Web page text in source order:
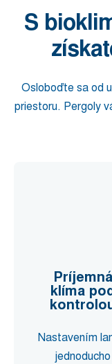
S
Osloboďte sa od
priestoru. Pergoly
Príjemná
klíma
Nastavením
jednoducho